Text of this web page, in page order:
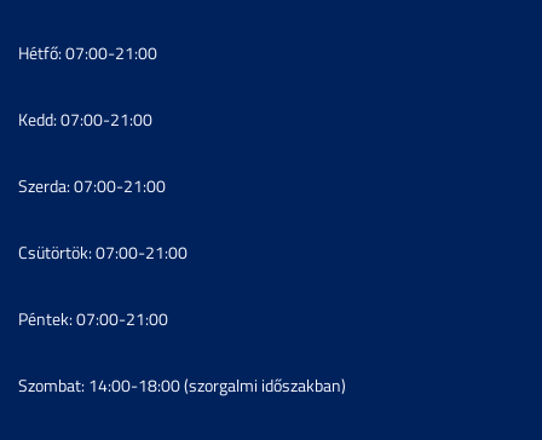
Hétfő: 07:00-21:00
Kedd: 07:00-21:00
Szerda: 07:00-21:00
Csütörtök: 07:00-21:00
Péntek: 07:00-21:00
Szombat: 14:00-18:00 (szorgalmi időszakban)